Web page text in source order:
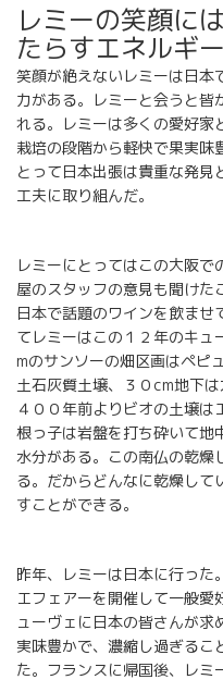
レミーの笑顔に
たらすエネルギ
笑顔が絶えないレミーは日本
力がある。レミーと会うと皆
れる。レミーは多くの愛好家
栽培の段階から軽快で果実味
とって日本出張は貴重な発見
工夫に取り組んだ。
レミーにとってはこの大阪
屋のスタッフの意見も聞けた
日本で話題のワインを飲ませ
てレミーはこの１２年のキュ
mのサンソーの畑区画はペピ
土石灰質土壌、３０cm地下
４００年前よりビオの土壌
根っ子は岩盤を打ち砕いて地
水分がある。この南仏の乾燥
る。だからどんなに乾燥して
すことができる。
昨年、レミーは日本に行った
エフェアーを開催して一般愛
ューヴェに日本の皆さんが求
実味豊かで、濃縮し過ぎるこ
た。フランスに帰国後、レミ